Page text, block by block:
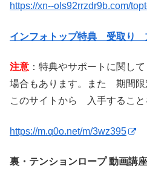
https://xn--ols92rrzdr9b.com/
インフォトップ特典 受取り
注意 ：特典やサポートに関し
場合もあります。また 期間限
このサイトから 入手するこ
https://m.q0o.net/m/3wz395
裏・テンションロープ 動画講